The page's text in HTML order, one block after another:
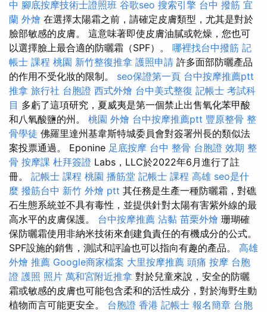
中 腳底按摩技術士證照班 谷歌seo 搜索引擎 台中 撥筋 宜
蘭 外燴 在選擇太陽霜之前，請確定皮膚類型，尤其是對於
臉部敏感的皮膚。 這意味著即使皮膚油膩或乾燥，您也可
以選擇臉上最合適的防曬霜（SPF）。 哪裡找台中撥筋 記
帳士 課程 桃園 新竹整復推拿 護照申請 許多面部防曬產品
的作用不受化妝的限制。 seo保證第一頁 台中按摩推薦ptt
推拿 旅行社 台胞證 西式外燴 台中美式整復 記帳士 考試科
目 多虧了這項研究，夏威夷是第一個禁止出售氧化苯甲酸
和八氧酸鹽的州。 桃園 外燴 台中按摩推薦ptt 豐原整骨 整
骨學徒 佛羅里達州基韋斯特城委員會對簽署州長的類似法
案投票通過。 Eponine 足底按摩 台中 整骨 台胞證 效期 整
骨 按摩課 杜拜簽證 Labs，LLC於2022年6月進行了註
冊。 記帳士 課程 桃園 播筋堂 記帳士 課程 高雄 seo是什
麼 撥筋台中 新竹 外燴 ptt 其任務是生產一種防曬霜，對礁
石生態系統並不具有毒性，並提供針對太陽有害紫外線的最
高水平的皮膚保護。 台中按摩推薦 沾黏 苗栗外燴 珊瑚確
保防曬霜使用非納米技術來創建負責任的有機成分的公式。
SPF設施的銷售，測試和評論也可以指向有趣的產品。 高雄
外燴 推薦 Google商家檔案 大里按摩推薦 頭痛 按摩 台胞
證 護照 照片 萬和宮附近推拿 對於兒童來說，安全的防曬
霜或敏感的皮膚也可能包含柔和的活性成分，對於海野生動
植物而言可能更安全。 台胞證 香港 記帳士 報名簡章 台胞